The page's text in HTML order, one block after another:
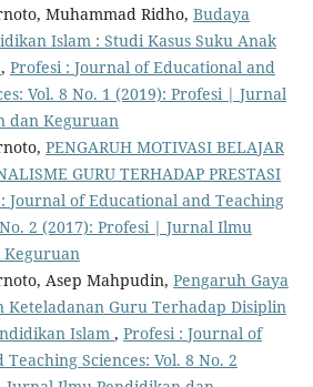
Muhammad Ridho, Budaya
Islam : Studi Kasus Suku Anak
, Profesi : Journal of Educational and
Vol. 8 No. 1 (2019): Profesi | Jurnal
dan Keguruan
PENGARUH MOTIVASI BELAJAR
GURU TERHADAP PRESTASI
Journal of Educational and Teaching
2 (2017): Profesi | Jurnal Ilmu
Keguruan
Asep Mahpudin, Pengaruh Gaya
Keteladanan Guru Terhadap Disiplin
Islam , Profesi : Journal of
Sciences: Vol. 8 No. 2